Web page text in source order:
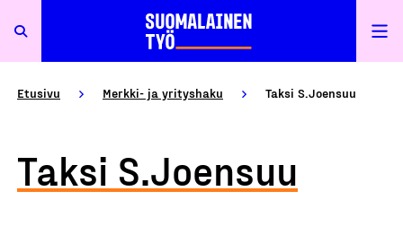
Etusivu Merkki- ja yrityshaku Taksi S.Joensuu
Taksi S.Joensuu